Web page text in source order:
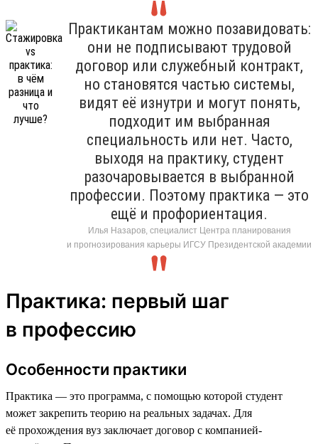
Практикантам можно позавидовать:
они не подписывают трудовой
договор или служебный контракт,
но становятся частью системы,
видят её изнутри и могут понять,
подходит им выбранная
специальность или нет. Часто,
выходя на практику, студент
разочаровывается в выбранной
профессии. Поэтому практика — это
ещё и профориентация.
Илья Назаров, специалист Центра планирования
и прогнозирования карьеры ИГСУ Президентской академии
Практика: первый шаг
в профессию
Особенности практики
Практика — это программа, с помощью которой студент
может закрепить теорию на реальных задачах. Для
её прохождения вуз заключает договор с компанией-